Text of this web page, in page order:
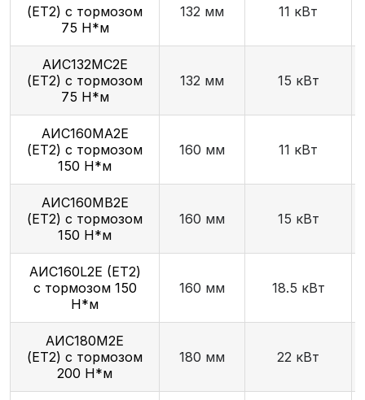
(ET2) с тормозом
75 Н*м
132 мм 11 кВт
АИС132МС2Е
(ET2) с тормозом
75 Н*м
132 мм 15 кВт
АИС160МА2Е
(ET2) с тормозом
150 Н*м
160 мм 11 кВт
АИС160МB2Е
(ET2) с тормозом
150 Н*м
160 мм 15 кВт
AИC160L2Е (ET2)
с тормозом 150
Н*м
160 мм 18.5 кВт
АИС180М2Е
(ET2) с тормозом
200 Н*м
180 мм 22 кВт